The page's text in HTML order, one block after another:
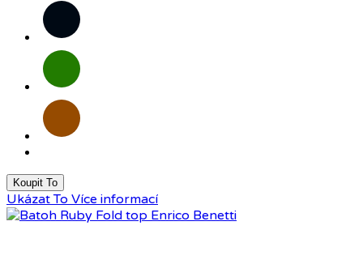
Černá
Zelená
Hnědá
Koupit To
Ukázat To Více informací